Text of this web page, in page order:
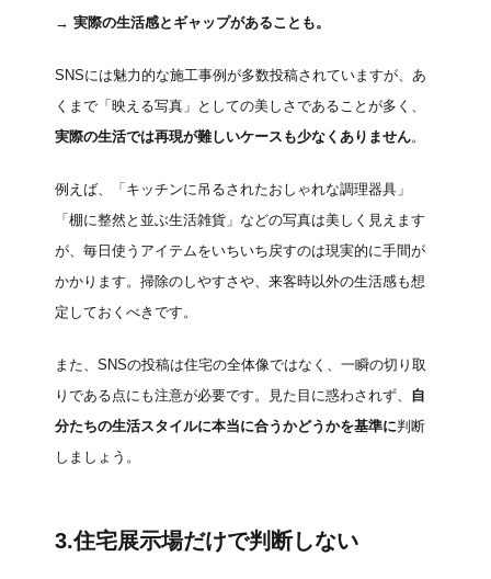
→ 実際の生活感とギャップがあることも。
SNSには魅力的な施工事例が多数投稿されていますが、あ
くまで「映える写真」としての美しさであることが多く、
実際の生活では再現が難しいケースも少なくありません。
例えば、「キッチンに吊るされたおしゃれな調理器具」
「棚に整然と並ぶ生活雑貨」などの写真は美しく見えます
が、毎日使うアイテムをいちいち戻すのは現実的に手間が
かかります。掃除のしやすさや、来客時以外の生活感も想
定しておくべきです。
また、SNSの投稿は住宅の全体像ではなく、一瞬の切り取
りである点にも注意が必要です。見た目に惑わされず、 自
分たちの生活スタイルに本当に合うかどうかを基準に判断
しましょう。
3.住宅展示場だけで判断しない